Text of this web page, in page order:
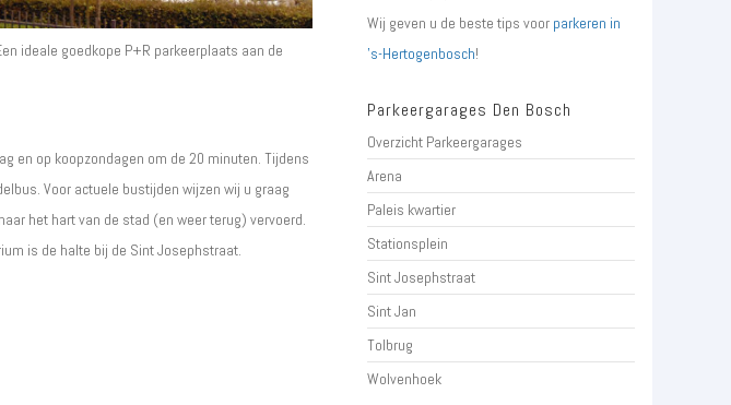
ideale goedkope P+R parkeerplaats aan de
en op koopzondagen om de 20 minuten. Tijdens
Voor actuele bustijden wijzen wij u graag
het hart van de stad (en weer terug) vervoerd.
is de halte bij de Sint Josephstraat.
Wij geven u de beste tips voor parkeren in
's-Hertogenbosch!
Parkeergarages Den Bosch
Overzicht Parkeergarages
Arena
Paleis kwartier
Stationsplein
Sint Josephstraat
Sint Jan
Tolbrug
Wolvenhoek